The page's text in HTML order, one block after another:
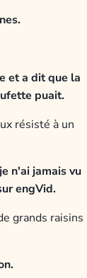
et a dit que la
puait.
résisté à un
n'ai jamais vu
engVid.
grands raisins